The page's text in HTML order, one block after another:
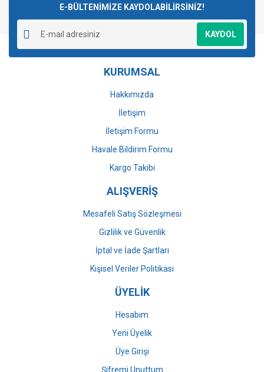
Yorum Yaz
Ürün resmi kalitesiz, bozuk veya görüntülenemiyor.
Ürün açıklamasında eksik bilgiler bulunuyor.
Ürün bilgilerinde hatalar bulunuyor.
Ürün fiyatı diğer sitelerden daha pahalı.
Gönder
E-BÜLTENİMİZE KAYDOLABİLİRSİNİZ!
KAYDOL
KURUMSAL
Hakkımızda
İletişim
İletişim Formu
Havale Bildirim Formu
Kargo Takibi
ALIŞVERİŞ
Mesafeli Satış Sözleşmesi
Gizlilik ve Güvenlik
İptal ve İade Şartları
Kişisel Veriler Politikası
ÜYELİK
Hesabım
Yeni Üyelik
Üye Girişi
Şifremi Unuttum